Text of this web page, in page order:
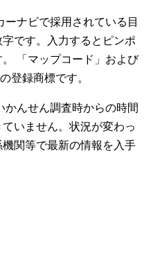
ーナビで採用されている目
です。入力するとピンポ
「マップコード」および
登録商標です。
かんせん調査時からの時間
いません。状況が変わっ
関等で最新の情報を入手